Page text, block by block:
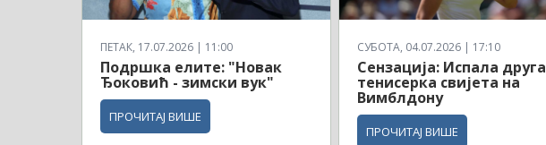
ПЕТАК, 17.07.2026 | 11:00
Подршка елите: "Новак
Ђоковић - зимски вук"
ПРОЧИТАЈ ВИШЕ
СУБОТА, 04.07.2026 | 17:10
Сензација: Испала друга
тенисерка свијета на
Вимблдону
ПРОЧИТАЈ ВИШЕ